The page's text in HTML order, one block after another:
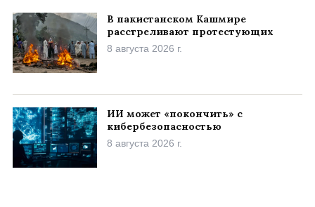
В пакистанском Кашмире
расстреливают протестующих
8 августа 2026 г.
ИИ может «покончить» с
кибербезопасностью
8 августа 2026 г.